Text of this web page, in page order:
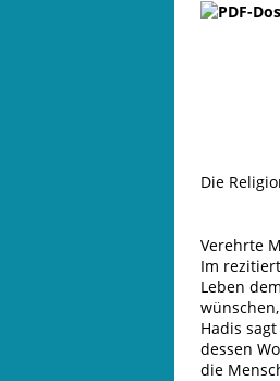
Die
Verehrte
Im
Leben
Hadis
dessen
die